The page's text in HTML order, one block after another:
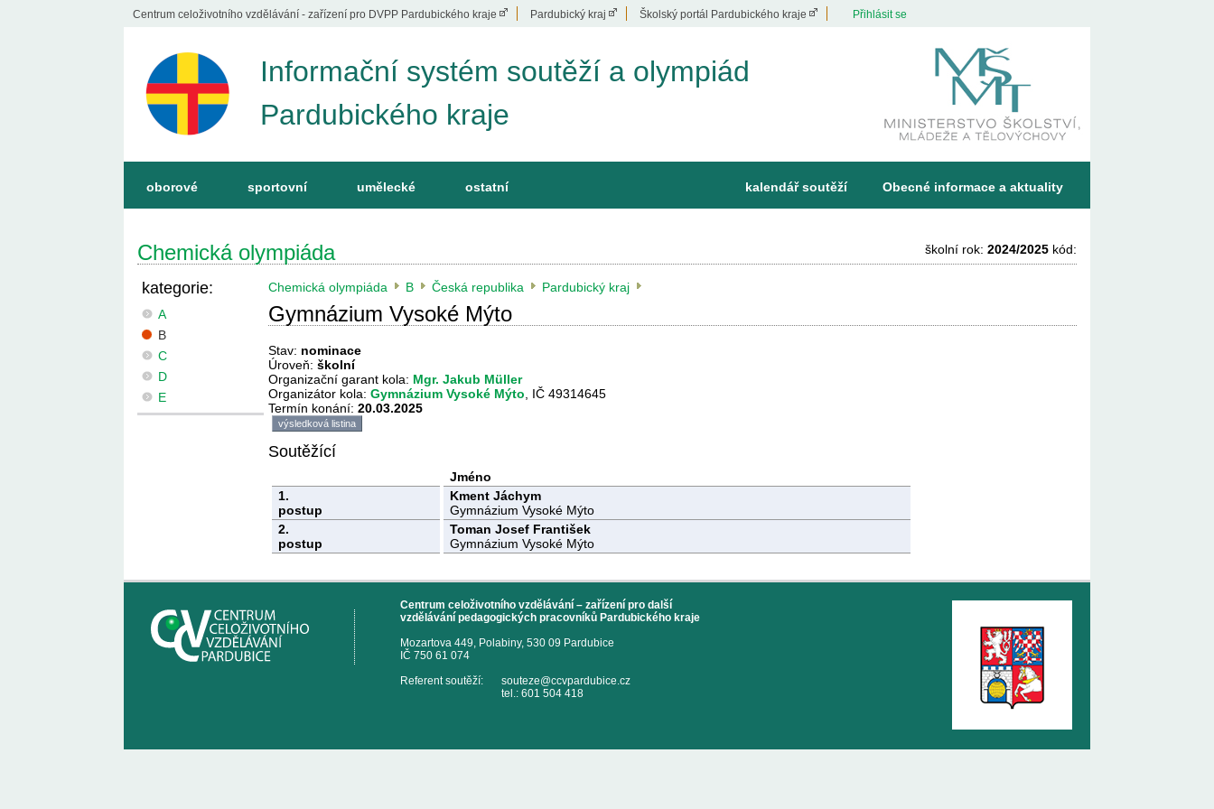
Centrum celoživotního vzdělávání - zařízení pro DVPP Pardubického kraje Pardubický kraj Školský portál Pardubického kraje Přihlásit se
Informační systém soutěží a olympiád
Pardubického kraje
oborové sportovní umělecké ostatní kalendář soutěží Obecné informace a aktuality
školní rok: 2024/2025 kód:
Chemická olympiáda
kategorie:
A
B
C
D
E
Chemická olympiáda B Česká republika Pardubický kraj
Gymnázium Vysoké Mýto
Stav: nominace
Úroveň: školní
Organizační garant kola: Mgr. Jakub Müller
Organizátor kola: Gymnázium Vysoké Mýto , IČ 49314645
Termín konání: 20.03.2025
výsledková listina
Soutěžící
Jméno
1.
postup
Kment Jáchym
Gymnázium Vysoké Mýto
2.
postup
Toman Josef František
Gymnázium Vysoké Mýto
Centrum celoživotního vzdělávání – zařízení pro další
vzdělávání pedagogických pracovníků Pardubického kraje
Mozartova 449, Polabiny, 530 09 Pardubice
IČ 750 61 074
Referent soutěží:
souteze@ccvpardubice.cz
tel.: 601 504 418